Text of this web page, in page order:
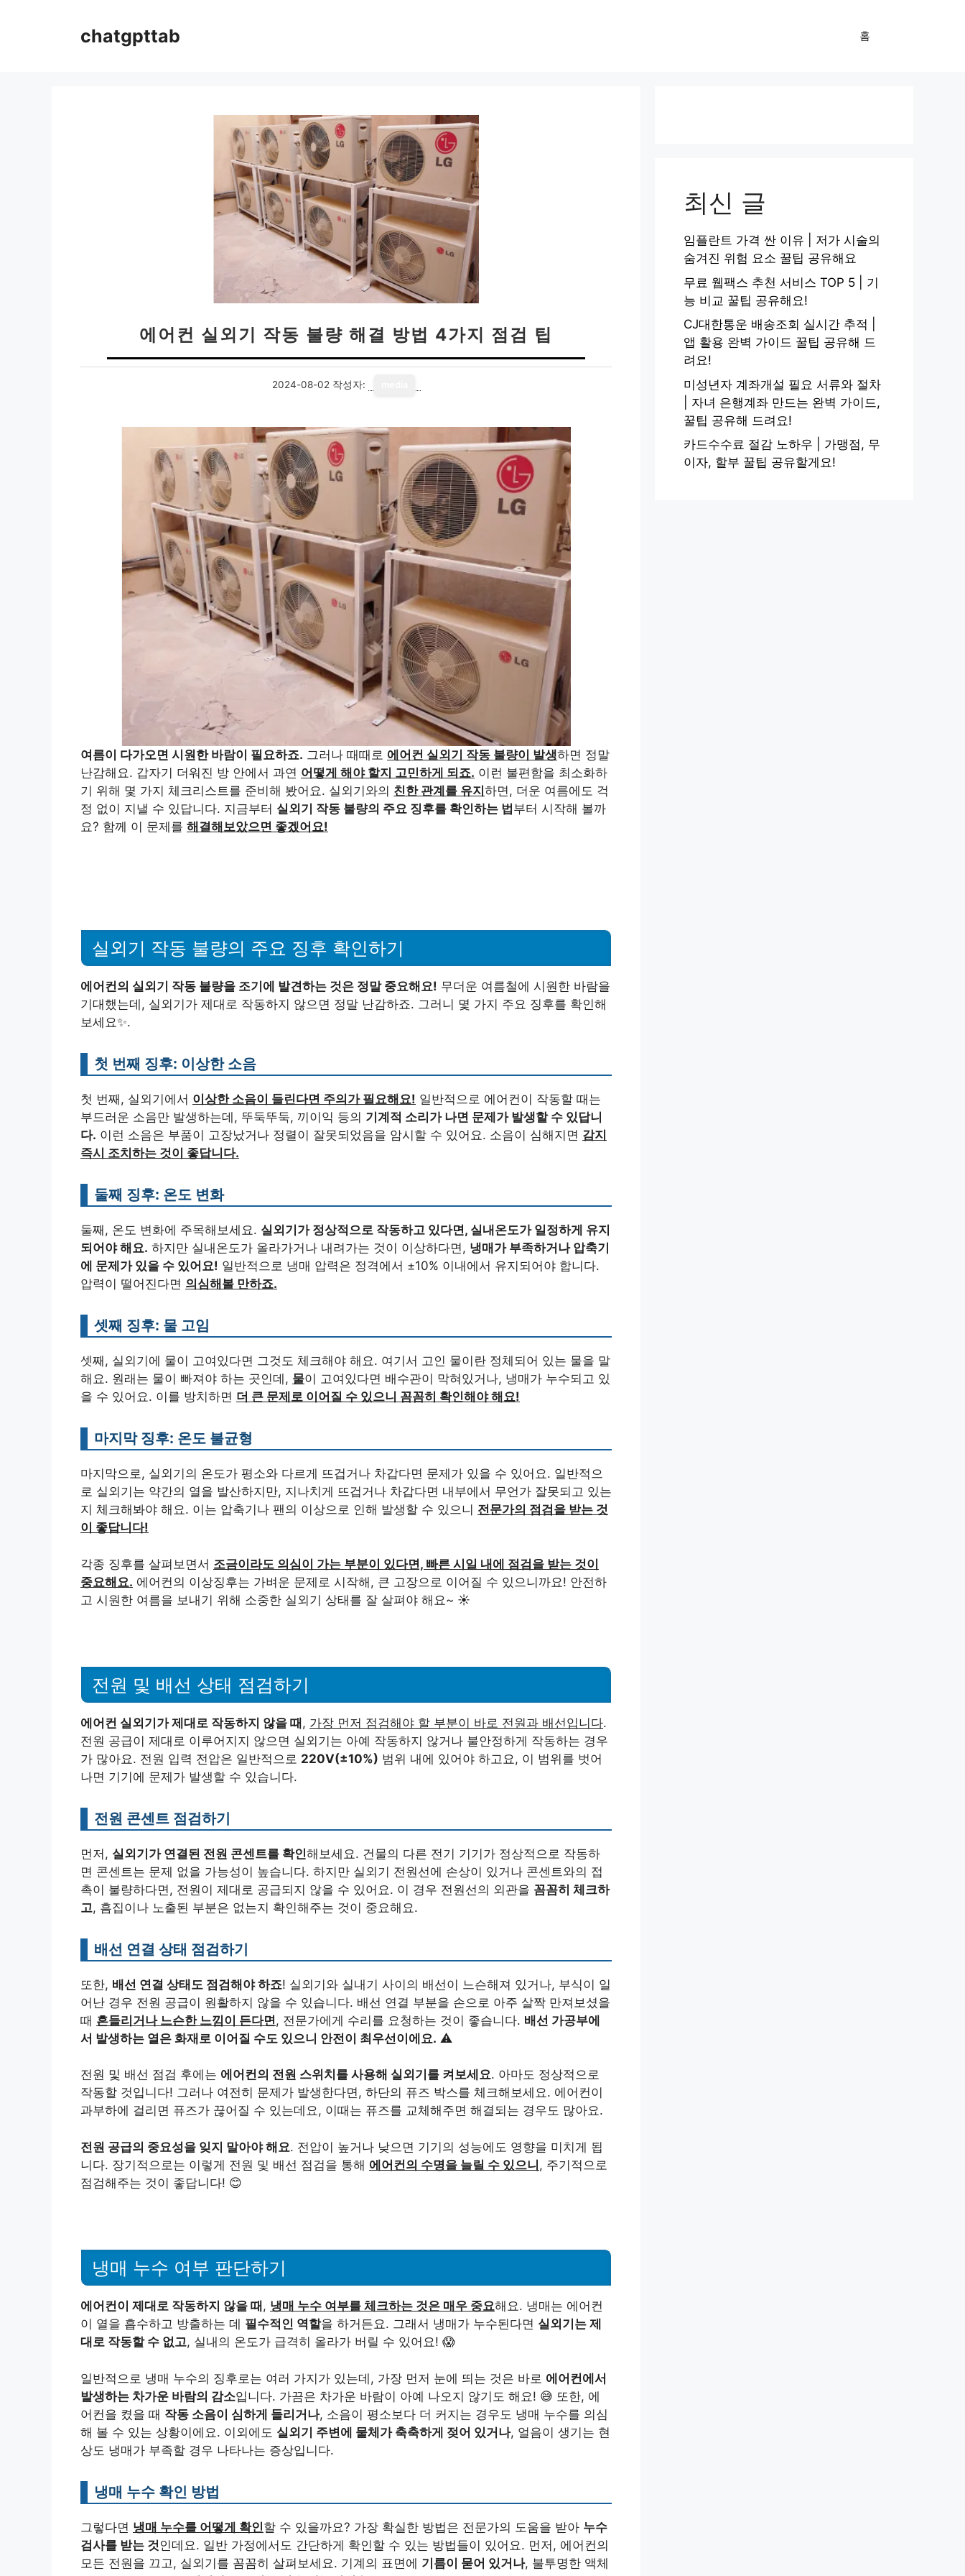
chatgpttab 홈
에어컨 실외기 작동 불량 해결 방법 4가지 점검 팁
2024-08-02 작성자:
여름이 다가오면 시원한 바람이 필요하죠. 그러나 때때로 에어컨 실외기 작동 불량이 발생하면 정말
난감해요. 갑자기 더워진 방 안에서 과연 어떻게 해야 할지 고민하게 되죠. 이런 불편함을 최소화하
기 위해 몇 가지 체크리스트를 준비해 봤어요. 실외기와의 친한 관계를 유지 하면, 더운 여름에도 걱
정 없이 지낼 수 있답니다. 지금부터 실외기 작동 불량의 주요 징후를 확인하는 법 부터 시작해 볼까
요? 함께 이 문제를 해결해보았으면 좋겠어요!
실외기 작동 불량의 주요 징후 확인하기
에어컨의 실외기 작동 불량을 조기에 발견하는 것은 정말 중요해요! 무더운 여름철에 시원한 바람을
기대했는데, 실외기가 제대로 작동하지 않으면 정말 난감하죠. 그러니 몇 가지 주요 징후를 확인해
보세요✨.
첫 번째 징후: 이상한 소음
첫 번째, 실외기에서 이상한 소음이 들린다면 주의가 필요해요! 일반적으로 에어컨이 작동할 때는
부드러운 소음만 발생하는데, 뚜둑뚜둑, 끼이익 등의 기계적 소리가 나면 문제가 발생할 수 있답니
다. 이런 소음은 부품이 고장났거나 정렬이 잘못되었음을 암시할 수 있어요. 소음이 심해지면 감지
즉시 조치하는 것이 좋답니다.
둘째 징후: 온도 변화
둘째, 온도 변화에 주목해보세요. 실외기가 정상적으로 작동하고 있다면, 실내온도가 일정하게 유지
되어야 해요. 하지만 실내온도가 올라가거나 내려가는 것이 이상하다면, 냉매가 부족하거나 압축기
에 문제가 있을 수 있어요! 일반적으로 냉매 압력은 정격에서 ±10% 이내에서 유지되어야 합니다.
압력이 떨어진다면 의심해볼 만하죠.
셋째 징후: 물 고임
셋째, 실외기에 물이 고여있다면 그것도 체크해야 해요. 여기서 고인 물이란 정체되어 있는 물을 말
해요. 원래는 물이 빠져야 하는 곳인데, 물이 고여있다면 배수관이 막혀있거나, 냉매가 누수되고 있
을 수 있어요. 이를 방치하면 더 큰 문제로 이어질 수 있으니 꼼꼼히 확인해야 해요!
마지막 징후: 온도 불균형
마지막으로, 실외기의 온도가 평소와 다르게 뜨겁거나 차갑다면 문제가 있을 수 있어요. 일반적으
로 실외기는 약간의 열을 발산하지만, 지나치게 뜨겁거나 차갑다면 내부에서 무언가 잘못되고 있는
지 체크해봐야 해요. 이는 압축기나 팬의 이상으로 인해 발생할 수 있으니 전문가의 점검을 받는 것
이 좋답니다!
각종 징후를 살펴보면서 조금이라도 의심이 가는 부분이 있다면, 빠른 시일 내에 점검을 받는 것이
중요해요. 에어컨의 이상징후는 가벼운 문제로 시작해, 큰 고장으로 이어질 수 있으니까요! 안전하
고 시원한 여름을 보내기 위해 소중한 실외기 상태를 잘 살펴야 해요~ ☀️
전원 및 배선 상태 점검하기
에어컨 실외기가 제대로 작동하지 않을 때, 가장 먼저 점검해야 할 부분이 바로 전원과 배선입니다.
전원 공급이 제대로 이루어지지 않으면 실외기는 아예 작동하지 않거나 불안정하게 작동하는 경우
가 많아요. 전원 입력 전압은 일반적으로 220V(±10%) 범위 내에 있어야 하고요, 이 범위를 벗어
나면 기기에 문제가 발생할 수 있습니다.
전원 콘센트 점검하기
먼저, 실외기가 연결된 전원 콘센트를 확인해보세요. 건물의 다른 전기 기기가 정상적으로 작동하
면 콘센트는 문제 없을 가능성이 높습니다. 하지만 실외기 전원선에 손상이 있거나 콘센트와의 접
촉이 불량하다면, 전원이 제대로 공급되지 않을 수 있어요. 이 경우 전원선의 외관을 꼼꼼히 체크하
고, 흠집이나 노출된 부분은 없는지 확인해주는 것이 중요해요.
배선 연결 상태 점검하기
또한, 배선 연결 상태도 점검해야 하죠! 실외기와 실내기 사이의 배선이 느슨해져 있거나, 부식이 일
어난 경우 전원 공급이 원활하지 않을 수 있습니다. 배선 연결 부분을 손으로 아주 살짝 만져보셨을
때 흔들리거나 느슨한 느낌이 든다면, 전문가에게 수리를 요청하는 것이 좋습니다. 배선 가공부에
서 발생하는 열은 화재로 이어질 수도 있으니 안전이 최우선이에요. ⚠️
전원 및 배선 점검 후에는 에어컨의 전원 스위치를 사용해 실외기를 켜보세요. 아마도 정상적으로
작동할 것입니다! 그러나 여전히 문제가 발생한다면, 하단의 퓨즈 박스를 체크해보세요. 에어컨이
과부하에 걸리면 퓨즈가 끊어질 수 있는데요, 이때는 퓨즈를 교체해주면 해결되는 경우도 많아요.
전원 공급의 중요성을 잊지 말아야 해요. 전압이 높거나 낮으면 기기의 성능에도 영향을 미치게 됩
니다. 장기적으로는 이렇게 전원 및 배선 점검을 통해 에어컨의 수명을 늘릴 수 있으니, 주기적으로
점검해주는 것이 좋답니다! 😊
냉매 누수 여부 판단하기
에어컨이 제대로 작동하지 않을 때 , 냉매 누수 여부를 체크하는 것은 매우 중요해요. 냉매는 에어컨
이 열을 흡수하고 방출하는 데 필수적인 역할을 하거든요. 그래서 냉매가 누수된다면 실외기는 제
대로 작동할 수 없고, 실내의 온도가 급격히 올라가 버릴 수 있어요! 😱
일반적으로 냉매 누수의 징후로는 여러 가지가 있는데, 가장 먼저 눈에 띄는 것은 바로 에어컨에서
발생하는 차가운 바람의 감소입니다. 가끔은 차가운 바람이 아예 나오지 않기도 해요! 😅 또한, 에
어컨을 켰을 때 작동 소음이 심하게 들리거나, 소음이 평소보다 더 커지는 경우도 냉매 누수를 의심
해 볼 수 있는 상황이에요. 이외에도 실외기 주변에 물체가 축축하게 젖어 있거나, 얼음이 생기는 현
상도 냉매가 부족할 경우 나타나는 증상입니다.
냉매 누수 확인 방법
그렇다면 냉매 누수를 어떻게 확인할 수 있을까요? 가장 확실한 방법은 전문가의 도움을 받아 누수
검사를 받는 것 인데요. 일반 가정에서도 간단하게 확인할 수 있는 방법들이 있어요. 먼저, 에어컨의
모든 전원을 끄고, 실외기를 꼼꼼히 살펴보세요. 기계의 표면에 기름이 묻어 있거나, 불투명한 액체
최신 글
임플란트 가격 싼 이유 | 저가 시술의
숨겨진 위험 요소 꿀팁 공유해요
무료 웹팩스 추천 서비스 TOP 5 | 기
능 비교 꿀팁 공유해요!
CJ대한통운 배송조회 실시간 추적 |
앱 활용 완벽 가이드 꿀팁 공유해 드
려요!
미성년자 계좌개설 필요 서류와 절차
| 자녀 은행계좌 만드는 완벽 가이드,
꿀팁 공유해 드려요!
카드수수료 절감 노하우 | 가맹점, 무
이자, 할부 꿀팁 공유할게요!